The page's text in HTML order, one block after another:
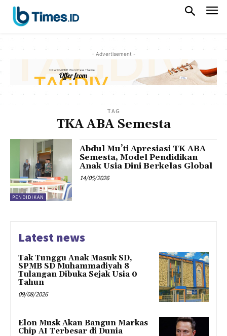
- Advertisement -
TAG
TKA ABA Semesta
PENDIDIKAN
Abdul Mu’ti Apresiasi TK ABA
Semesta, Model Pendidikan
Anak Usia Dini Berkelas Global
14/05/2026
Latest news
Tak Tunggu Anak Masuk SD,
SPMB SD Muhammadiyah 8
Tulangan Dibuka Sejak Usia 0
Tahun
09/08/2026
Elon Musk Akan Bangun Markas
Chip AI Terbesar di Dunia